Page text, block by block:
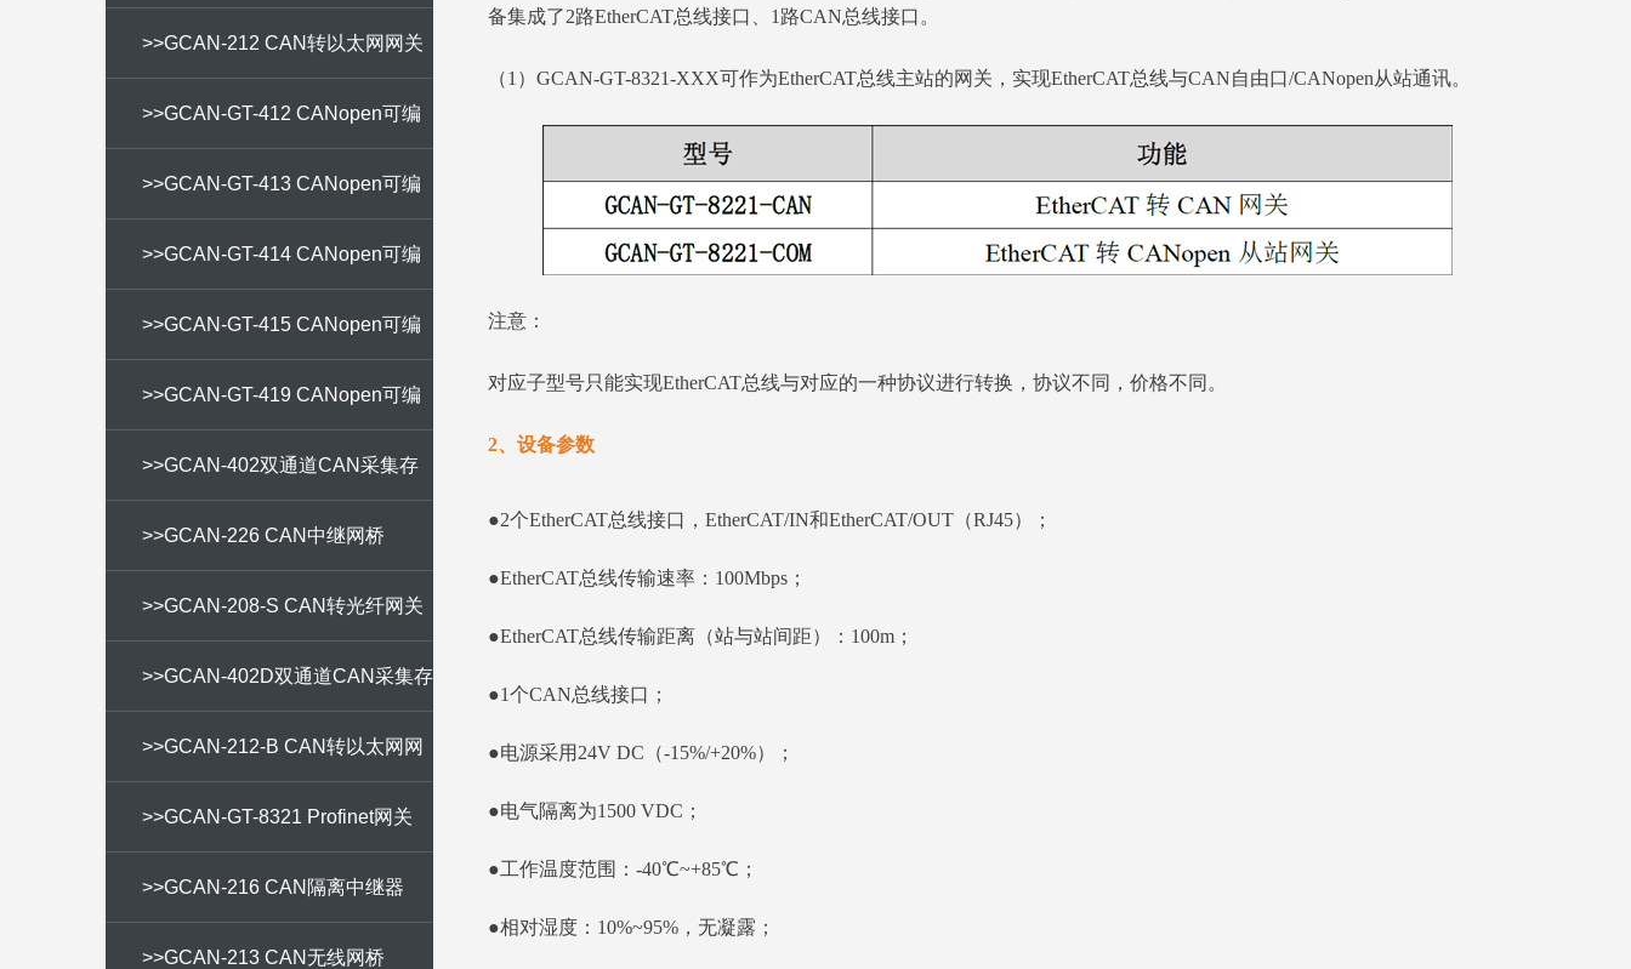
>>GCAN-212 CAN转以太网网关
>>GCAN-GT-412 CANopen可编
程网关
>>GCAN-GT-413 CANopen可编
程网关
>>GCAN-GT-414 CANopen可编
程网关
>>GCAN-GT-415 CANopen可编
程网关
>>GCAN-GT-419 CANopen可编
程网关
>>GCAN-402双通道CAN采集存
储器
>>GCAN-226 CAN中继网桥
>>GCAN-208-S CAN转光纤网关
>>GCAN-402D双通道CAN采集存
储器
>>GCAN-212-B CAN转以太网网
关
>>GCAN-GT-8321 Profinet网关
>>GCAN-216 CAN隔离中继器
>>GCAN-213 CAN无线网桥
备集成了2路EtherCAT总线接口、1路CAN总线接口。
（1）GCAN-GT-8321-XXX可作为EtherCAT总线主站的网关，实现EtherCAT总线与CAN自由口/CANopen从站通讯。
注意：
对应子型号只能实现EtherCAT总线与对应的一种协议进行转换，协议不同，价格不同。
2、设备参数
●2个EtherCAT总线接口，EtherCAT/IN和EtherCAT/OUT（RJ45）；
●EtherCAT总线传输速率：100Mbps；
●EtherCAT总线传输距离（站与站间距）：100m；
●1个CAN总线接口；
●电源采用24V DC（-15%/+20%）；
●电气隔离为1500 VDC；
●工作温度范围：-40℃~+85℃；
●相对湿度：10%~95%，无凝露；